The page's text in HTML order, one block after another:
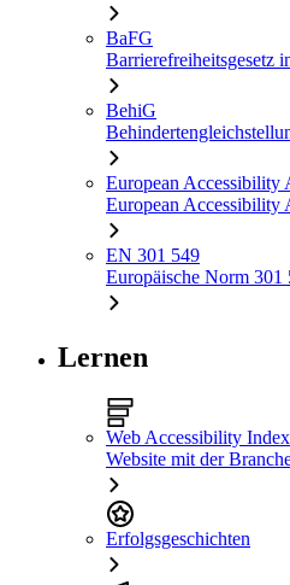
BaFG
Barrierefreiheitsgesetz
BehiG
European Accessibility
European
EN 301 549
Europäische Norm 301
Lernen
Web Accessibility Index
Website mit der
Erfolgsgeschichten